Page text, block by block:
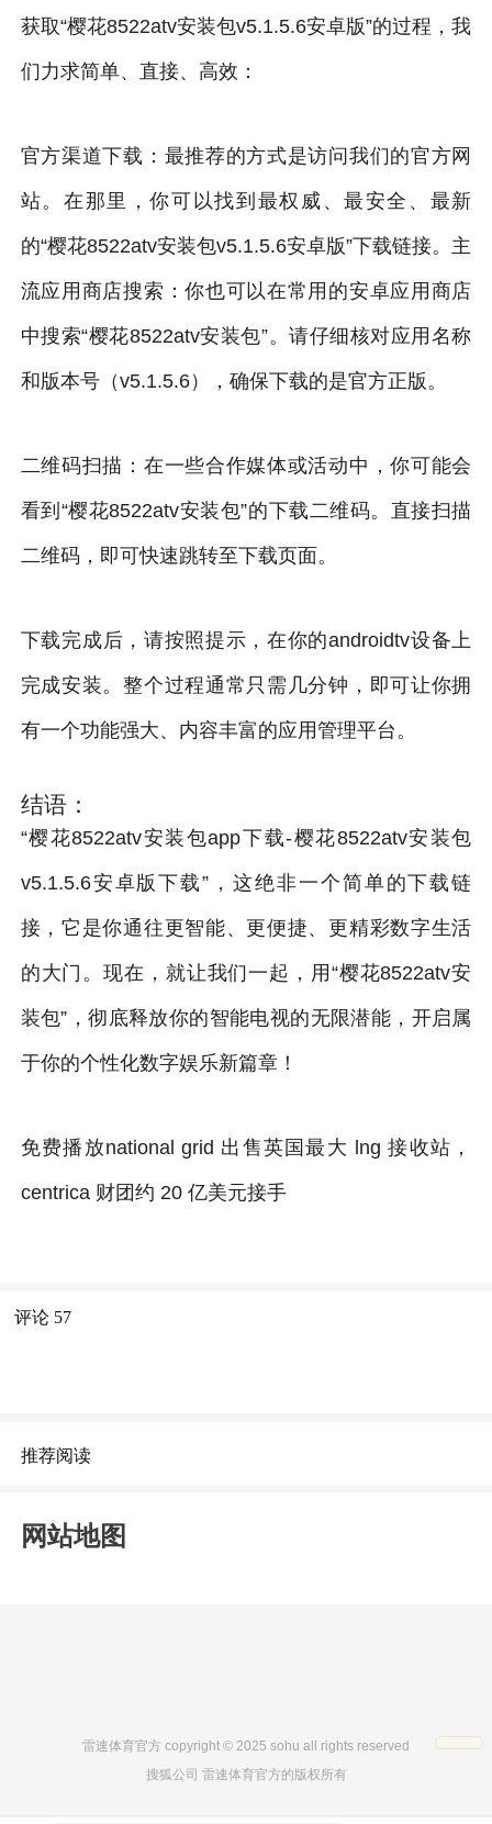
获取“樱花8522atv安装包v5.1.5.6安卓版”的过程，我
们力求简单、直接、高效：
官方渠道下载：最推荐的方式是访问我们的官方网
站。在那里，你可以找到最权威、最安全、最新
的“樱花8522atv安装包v5.1.5.6安卓版”下载链接。主
流应用商店搜索：你也可以在常用的安卓应用商店
中搜索“樱花8522atv安装包”。请仔细核对应用名称
和版本号（v5.1.5.6），确保下载的是官方正版。
二维码扫描：在一些合作媒体或活动中，你可能会
看到“樱花8522atv安装包”的下载二维码。直接扫描
二维码，即可快速跳转至下载页面。
下载完成后，请按照提示，在你的androidtv设备上
完成安装。整个过程通常只需几分钟，即可让你拥
有一个功能强大、内容丰富的应用管理平台。
结语：
“樱花8522atv安装包app下载-樱花8522atv安装包
v5.1.5.6安卓版下载”，这绝非一个简单的下载链
接，它是你通往更智能、更便捷、更精彩数字生活
的大门。现在，就让我们一起，用“樱花8522atv安
装包”，彻底释放你的智能电视的无限潜能，开启属
于你的个性化数字娱乐新篇章！
免费播放national grid 出售英国最大 lng 接收站，
centrica 财团约 20 亿美元接手
评论 57
推荐阅读
网站地图
雷速体育官方 copyright © 2025 sohu all rights reserved
搜狐公司 雷速体育官方的版权所有